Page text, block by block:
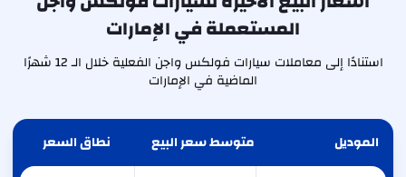
المستعملة في الإمارات
استنادًا إلى معاملات سيارات فولكس واجن الفعلية خلال الـ 12 شهرًا
الماضية في الإمارات
الموديل متوسط سعر البيع نطاق السعر